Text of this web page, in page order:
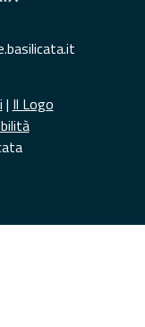
| Il Logo